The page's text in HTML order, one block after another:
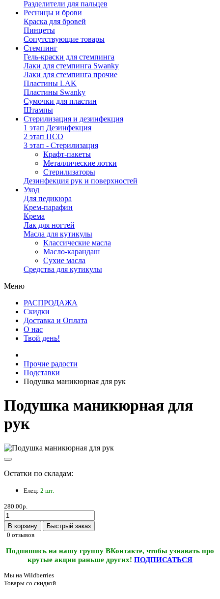
Разделители для пальцев
Ресницы и брови
Краска для бровей
Пинцеты
Сопутствующие товары
Стемпинг
Гель-краски для стемпинга
Лаки для стемпинга Swanky
Лаки для стемпинга прочие
Пластины LAK
Пластины Swanky
Сумочки для пластин
Штампы
Стерилизация и дезинфекция
1 этап Дезинфекция
2 этап ПСО
3 этап - Стерилизация
Крафт-пакеты
Металлические лотки
Стерилизаторы
Дезинфекция рук и поверхностей
Уход
Для педикюра
Крем-парафин
Крема
Лак для ногтей
Масла для кутикулы
Классические масла
Масло-карандаш
Сухие масла
Средства для кутикулы
Меню
РАСПРОДАЖА
Скидки
Доставка и Оплата
О нас
Твой день!
Прочие радости
Подставки
Подушка маникюрная для рук
Подушка маникюрная для
рук
Остатки по складам:
Елец: 2 шт.
280.00р.
В корзину
Быстрый заказ
0 отзывов
Подпишись на нашу группу ВКонтакте, чтобы узнавать про
крутые акции раньше других! ПОДПИСАТЬСЯ
Мы на Wildberries
Товары со скидкой